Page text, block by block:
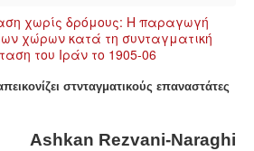
ΑΝΑΛΎΣΕΙΣ
ΟΙΚΟΝΟΜΊΑ
στνταγματικούς επαναστάτες
Ashkan Rezvani-Naraghi